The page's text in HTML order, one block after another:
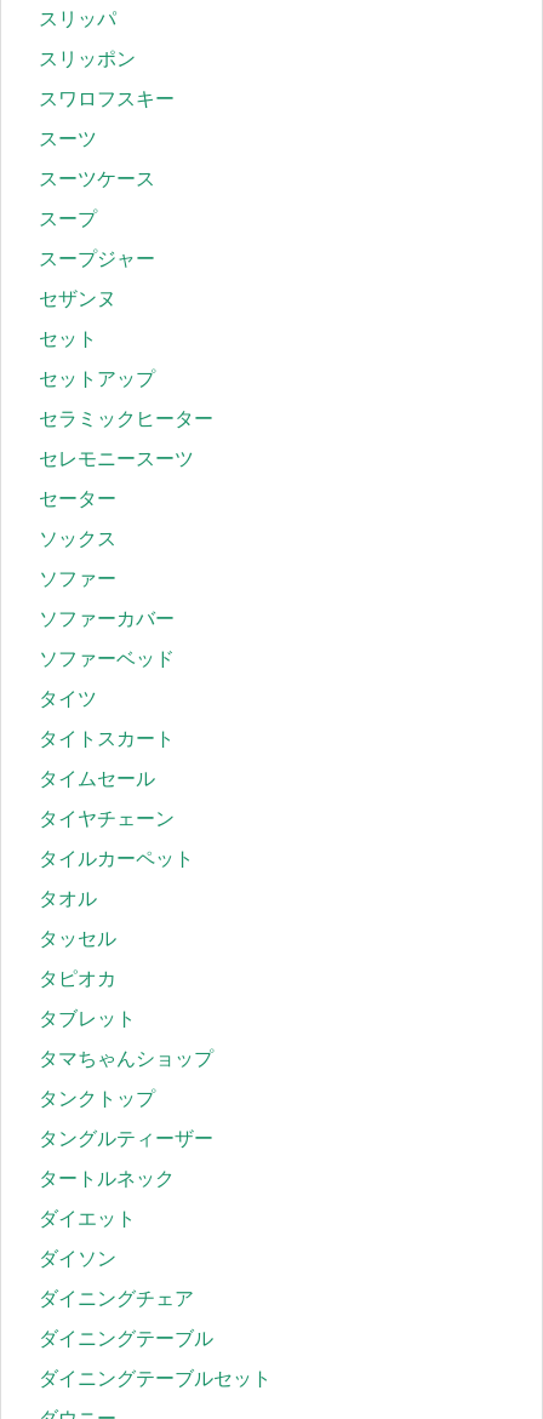
スリッパ
スリッポン
スワロフスキー
スーツ
スーツケース
スープ
スープジャー
セザンヌ
セット
セットアップ
セラミックヒーター
セレモニースーツ
セーター
ソックス
ソファー
ソファーカバー
ソファーベッド
タイツ
タイトスカート
タイムセール
タイヤチェーン
タイルカーペット
タオル
タッセル
タピオカ
タブレット
タマちゃんショップ
タンクトップ
タングルティーザー
タートルネック
ダイエット
ダイソン
ダイニングチェア
ダイニングテーブル
ダイニングテーブルセット